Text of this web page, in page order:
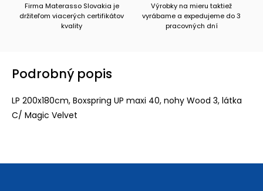
Firma Materasso Slovakia je
držiteľom viacerých certifikátov
kvality
Výrobky na mieru taktiež
vyrábame a expedujeme do 3
pracovných dní
Podrobný popis
LP 200x180cm, Boxspring UP maxi 40, nohy Wood 3, látka
C/ Magic Velvet